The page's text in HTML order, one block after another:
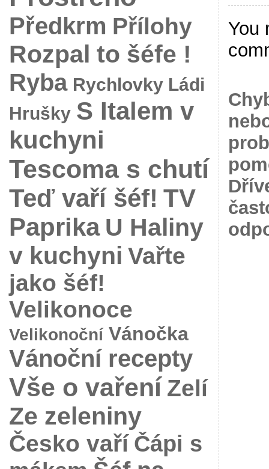
Předkrm Přílohy
Rozpal to šéfe !
Ryba Rychlovky Ládi
Hrušky S Italem v
kuchyni
Tescoma s chutí
Teď vaří šéf! TV
Paprika U Haliny
v kuchyni Vařte
jako šéf!
Velikonoce
Velikonoční Vánočka
Vánoční recepty
Vše o vaření Zelí
Ze zeleniny
Česko vaří Čápi s
You